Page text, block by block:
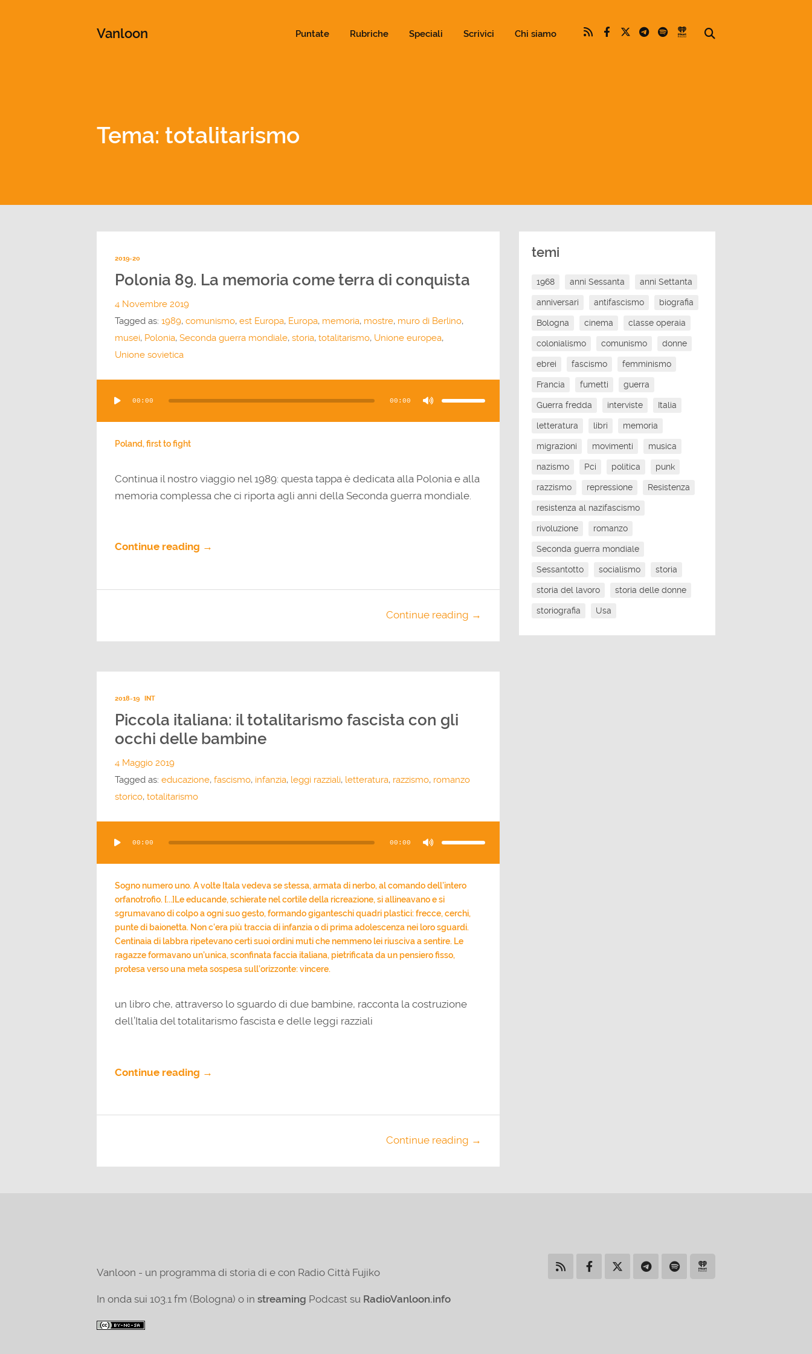
Vanloon Puntate Rubriche Speciali Scrivici Chi siamo
Tema: totalitarismo
2019-20
Polonia 89. La memoria come terra di conquista
4 Novembre 2019
Tagged as: 1989, comunismo, est Europa, Europa, memoria, mostre, muro di Berlino,
musei, Polonia, Seconda guerra mondiale, storia, totalitarismo, Unione europea,
Unione sovietica
Player
00:00 00:00
Usa
freccia
aumentare
Poland, first to fight
Continua il nostro viaggio nel 1989: questa tappa è dedicata alla Polonia e alla
memoria complessa che ci riporta agli anni della Seconda guerra mondiale.
Continue reading →
Continue reading →
2018-19 INT
Piccola italiana: il totalitarismo fascista con gli
occhi delle bambine
4 Maggio 2019
Tagged as: educazione, fascismo, infanzia, leggi razziali, letteratura, razzismo, romanzo
storico, totalitarismo
Player
00:00 00:00
Usa
freccia
aumentare
il
volume.
Sogno numero uno. A volte Itala vedeva se stessa, armata di nerbo, al comando dell’intero
orfanotrofio. [...]Le educande, schierate nel cortile della ricreazione, si allineavano e si
sgrumavano di colpo a ogni suo gesto, formando giganteschi quadri plastici: frecce, cerchi,
punte di baionetta. Non c’era più traccia di infanzia o di prima adolescenza nei loro sguardi.
Centinaia di labbra ripetevano certi suoi ordini muti che nemmeno lei riusciva a sentire. Le
ragazze formavano un’unica, sconfinata faccia italiana, pietrificata da un pensiero fisso,
protesa verso una meta sospesa sull’orizzonte: vincere.
un libro che, attraverso lo sguardo di due bambine, racconta la costruzione
dell’Italia del totalitarismo fascista e delle leggi razziali
Continue reading →
Continue reading →
temi
1968 anni Sessanta anni Settanta
anniversari antifascismo biografia
Bologna cinema classe operaia
colonialismo comunismo donne
ebrei fascismo femminismo
Francia fumetti guerra
Guerra fredda interviste Italia
letteratura libri memoria
migrazioni movimenti musica
nazismo Pci politica punk
razzismo repressione Resistenza
resistenza al nazifascismo
rivoluzione romanzo
Seconda guerra mondiale
Sessantotto socialismo storia
storia del lavoro storia delle donne
storiografia Usa
Vanloon - un programma di storia di e con Radio Città Fujiko
In onda sui 103.1 fm (Bologna) o in streaming Podcast su RadioVanloon.info